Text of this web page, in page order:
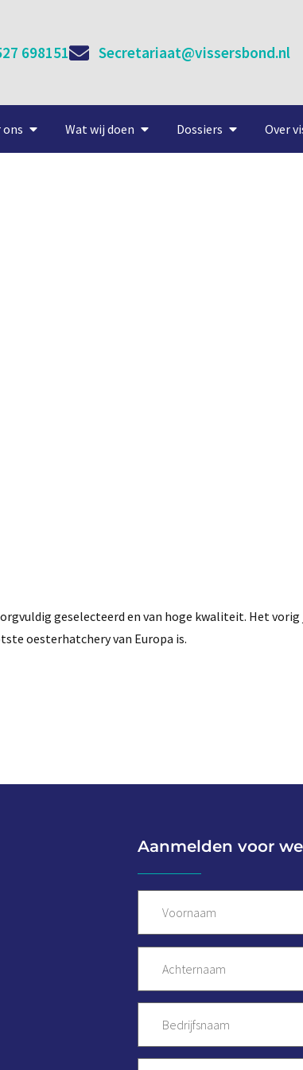
698151 Secretariaat@vissersbond.nl
ons Wat wij doen Dossiers Over
geselecteerd en van hoge kwaliteit. Het vorig
oesterhatchery van Europa is.
Aanmelden voor